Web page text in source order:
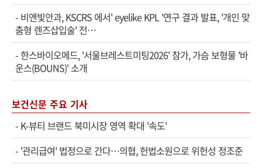
- 비앤빛안과, KSCRS 에서' eyelike KPL '연구 결과 발표, '개인 맞
춤형 렌즈삽입술' 전…
- 한스바이오메드, '서울브레스트미팅2026' 참가, 가슴 보형물 '바
운스(BOUNS)' 소개
보건신문 주요 기사
- K-뷰티 브랜드 북미시장 영역 확대 '속도'
- '관리급여' 법정으로 간다…의협, 헌법소원으로 위헌성 정조준